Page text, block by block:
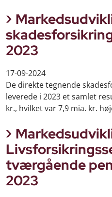
2023
17-09-2024
De direkte tegnende
leverede i 2023 et samlet
kr., hvilket var 7,9 mia. kr.
tværgående
2023